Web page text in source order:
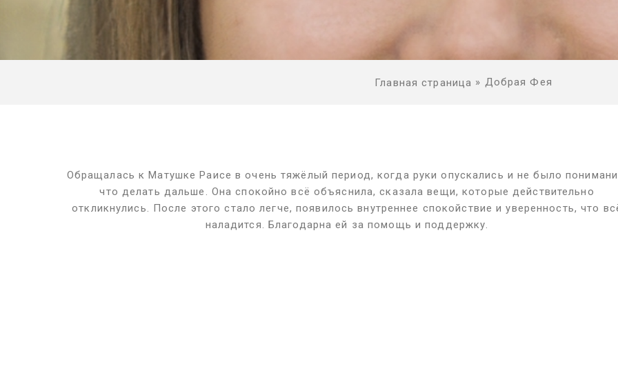
Главная страница » Добрая Фея
Обращалась к Матушке Раисе в очень тяжёлый период, когда руки опускались и не было
что делать дальше. Она спокойно всё объяснила, сказала вещи, которые действительно
откликнулись. После этого стало легче, появилось внутреннее спокойствие и уверенность, что
наладится. Благодарна ей за помощь и поддержку.